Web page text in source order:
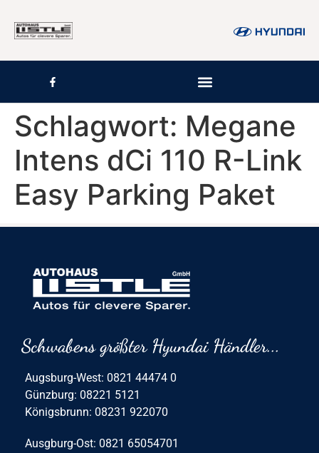
Schlagwort: Megane
Intens dCi 110 R-Link
Easy Parking Paket
Schwabens größter Hyundai Händler...
Augsburg-West: 0821 44474 0
Günzburg: 08221 5121
Königsbrunn: 08231 922070
Ausgburg-Ost: 0821 65054701